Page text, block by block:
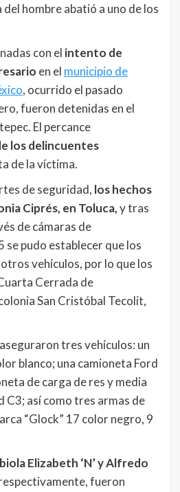
del hombre abatió a uno de los
con el intento de
en el municipio de
, ocurrido el pasado
fueron detenidas en el
El percance
los delincuentes
de la víctima.
de seguridad, los hechos
Ciprés, en Toluca,y tras
de cámaras de
se pudo establecer que los
vehículos, por lo que los
Cerrada de
San Cristóbal Tecolit,
tres vehículos: un
blanco; una camioneta Ford
de carga de res y media
C3; así como tres armas de
“Glock” 17 color negro, 9
Elizabeth ‘N’ y Alfredo
fueron